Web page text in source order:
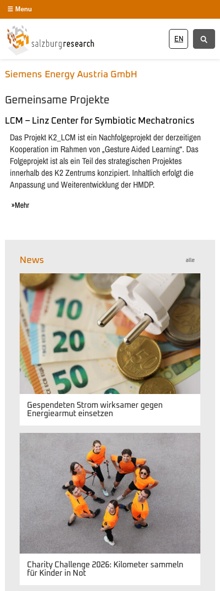
EN
Menu
Siemens Energy Austria GmbH
Gemeinsame Projekte
LCM – Linz Center for Symbiotic Mechatronics
Das Projekt K2_LCM ist ein Nachfolgeprojekt der derzeitigen
Kooperation im Rahmen von „Gesture Aided Learning“. Das
Folgeprojekt ist als ein Teil des strategischen Projektes
innerhalb des K2 Zentrums konzipiert. Inhaltlich erfolgt die
Anpassung und Weiterentwicklung der HMDP.
Mehr
alle
News
Gespendeten Strom wirksamer gegen
Energiearmut einsetzen
Charity Challenge 2026: Kilometer sammeln
für Kinder in Not